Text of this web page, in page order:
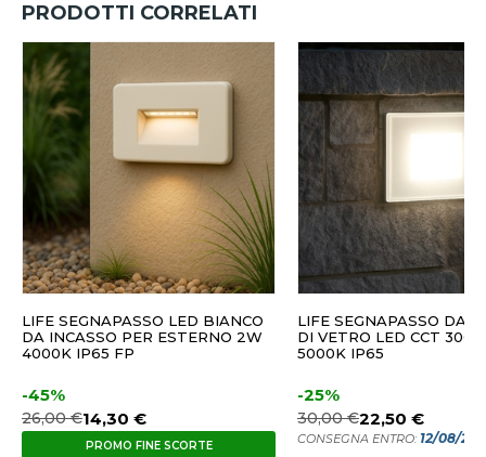
PRODOTTI CORRELATI
LIFE SEGNAPASSO LED BIANCO
DA INCASSO PER ESTERNO 2W
4000K IP65 FP
-45%
26,00 €14,30 €
PROMO FINE SCORTE
LIFE SEGNAPASSO DA
DI VETRO LED CCT
5000K IP65
-25%
30,00 €22,50 €
CONSEGNA ENTRO: 12/08/